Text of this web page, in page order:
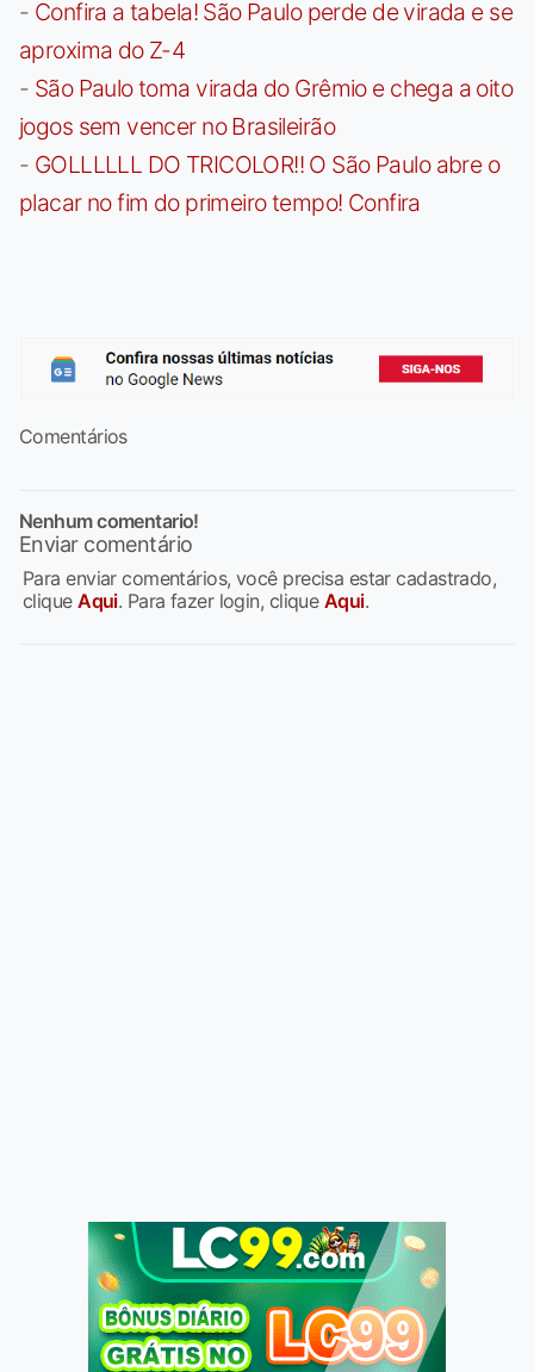
- Confira a tabela! São Paulo perde de virada e se
aproxima do Z-4
- São Paulo toma virada do Grêmio e chega a oito
jogos sem vencer no Brasileirão
- GOLLLLLL DO TRICOLOR!! O São Paulo abre o
placar no fim do primeiro tempo! Confira
Comentários
Nenhum comentario!
Enviar comentário
Para enviar comentários, você precisa estar cadastrado,
cliqueAqui. Para fazer login, clique Aqui.